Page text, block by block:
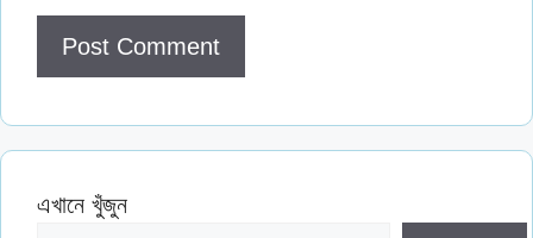
এখানে খুঁজুন